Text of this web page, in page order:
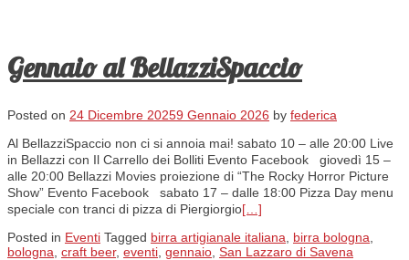
Gennaio al BellazziSpaccio
Posted on 24 Dicembre 20259 Gennaio 2026 by federica
Al BellazziSpaccio non ci si annoia mai! sabato 10 – alle 20:00 Live
in Bellazzi con Il Carrello dei Bolliti Evento Facebook giovedì 15 –
alle 20:00 Bellazzi Movies proiezione di “The Rocky Horror Picture
Show” Evento Facebook sabato 17 – dalle 18:00 Pizza Day menu
speciale con tranci di pizza di Piergiorgio[…]
Posted in Eventi Tagged birra artigianale italiana birra bologna
bologna craft beer, eventi gennaio San Lazzaro di Savena